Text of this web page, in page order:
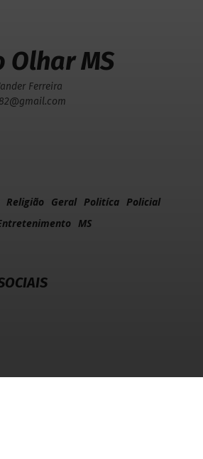
Olhar MS
Ferreira
Religião Geral Politíca Policial
MS